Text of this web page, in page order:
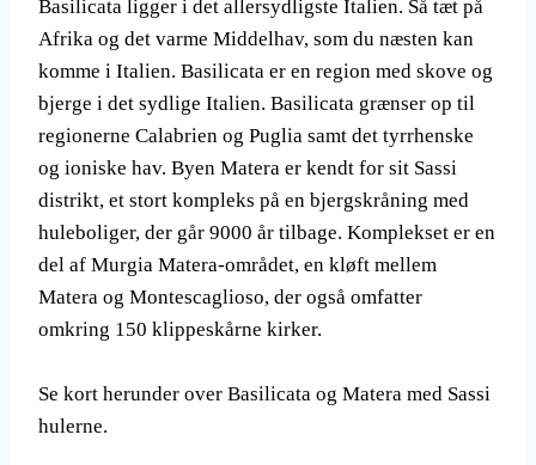
Basilicata ligger i det allersydligste Italien. Så tæt på
Afrika og det varme Middelhav, som du næsten kan
komme i Italien. Basilicata er en region med skove og
bjerge i det sydlige Italien. Basilicata grænser op til
regionerne Calabrien og Puglia samt det tyrrhenske
og ioniske hav. Byen Matera er kendt for sit Sassi
distrikt, et stort kompleks på en bjergskråning med
huleboliger, der går 9000 år tilbage. Komplekset er en
del af Murgia Matera-området, en kløft mellem
Matera og Montescaglioso, der også omfatter
omkring 150 klippeskårne kirker.
Se kort herunder over Basilicata og Matera med Sassi
hulerne.